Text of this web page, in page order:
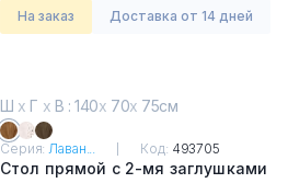
На заказ Доставка от 14 дней
Ш х Г х В : 140х 70х 75см
Серия:Лаван... Код: 493705
Стол прямой с 2-мя заглушками